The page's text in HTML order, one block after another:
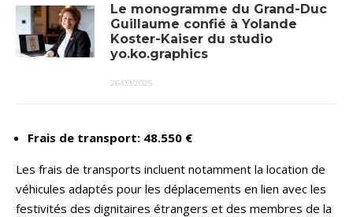
Le monogramme du Grand-Duc
Guillaume confié à Yolande
Koster-Kaiser du studio
yo.ko.graphics
26/09/2025
Frais de transport: 48.550 €
Les frais de transports incluent notamment la location de
véhicules adaptés pour les déplacements en lien avec les
festivités des dignitaires étrangers et des membres de la